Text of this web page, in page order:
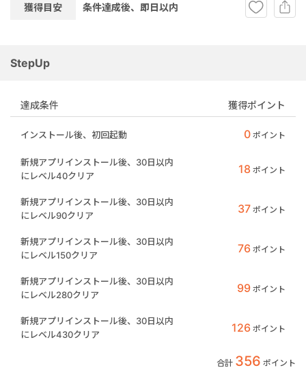
獲得目安 条件達成後、即日以内
StepUp
達成条件 獲得ポイント
インストール後、初回起動 0 ポイント
新規アプリインストール後、30日以内
にレベル40クリア
18 ポイント
新規アプリインストール後、30日以内
にレベル90クリア
37 ポイント
新規アプリインストール後、30日以内
にレベル150クリア
76 ポイント
新規アプリインストール後、30日以内
にレベル280クリア
99 ポイント
新規アプリインストール後、30日以内
にレベル430クリア
126 ポイント
合計 356 ポイント